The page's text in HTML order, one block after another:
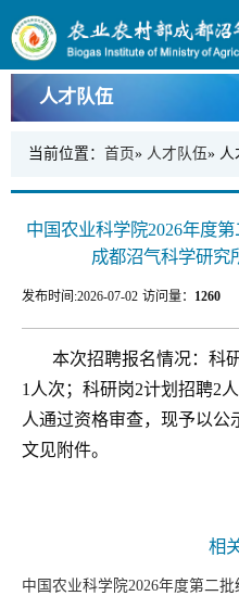
人才队伍
当前位置： 首页» 人才队伍» 人
中国农业科学院2026年度
成都沼气科学研究
发布时间:2026-07-02 访问量： 1260
本次招聘报名情况：科
1人次；科研岗2计划招聘2
人通过资格审查，现予以公
文见附件。
相
中国农业科学院2026年度第二